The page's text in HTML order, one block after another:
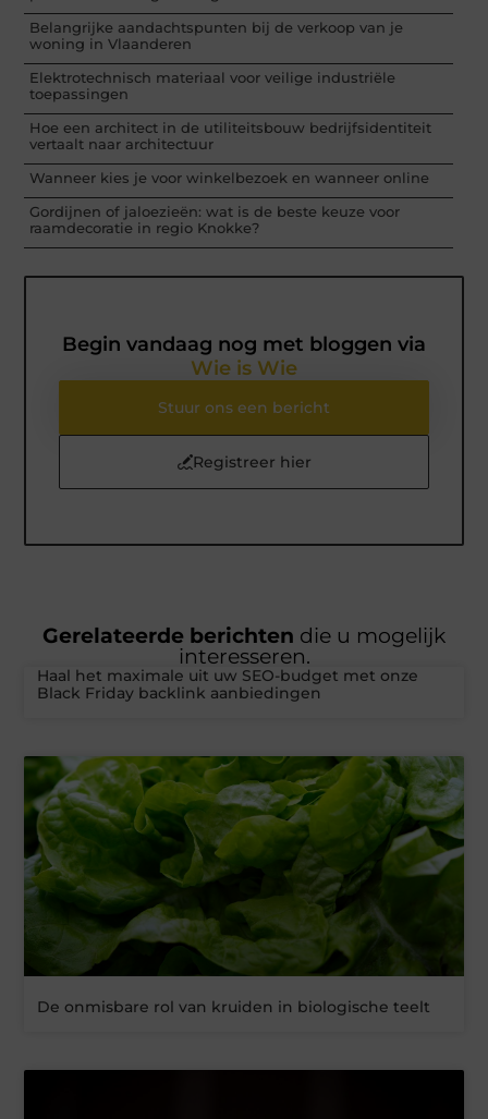
Belangrijke aandachtspunten bij de verkoop van je
woning in Vlaanderen
Elektrotechnisch materiaal voor veilige industriële
toepassingen
Hoe een architect in de utiliteitsbouw bedrijfsidentiteit
vertaalt naar architectuur
Wanneer kies je voor winkelbezoek en wanneer online
Gordijnen of jaloezieën: wat is de beste keuze voor
raamdecoratie in regio Knokke?
Begin vandaag nog met bloggen via
Wie is Wie
Stuur ons een bericht
Registreer hier
Gerelateerde berichten die u mogelijk
interesseren.
Haal het maximale uit uw SEO-budget met onze
Black Friday backlink aanbiedingen
De onmisbare rol van kruiden in biologische teelt